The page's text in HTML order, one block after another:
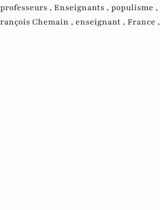
professeurs , Enseignants , populisme ,
Chemain , enseignant , France ,